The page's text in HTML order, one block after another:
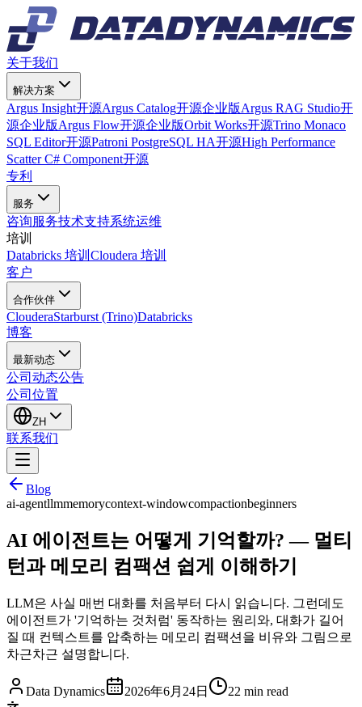
关于我们
解决方案
Argus Insight开源Argus Catalog开源企业版Argus RAG Studio开
源企业版Argus Flow开源企业版Orbit Works开源Trino Monaco
SQL Editor开源Patroni PostgreSQL HA开源High Performance
Scatter C# Component开源
专利
服务
咨询服务技术支持系统运维
培训
Databricks 培训 Cloudera 培训
客户
合作伙伴
ClouderaStarburst (Trino)Databricks
博客
最新动态
公司动态公告
公司位置
ZH
联系我们
Blog
ai-agentllmmemorycontext-windowcompactionbeginners
AI 에이전트는 어떻게 기억할까? — 멀티
턴과 메모리 컴팩션 쉽게 이해하기
LLM은 사실 매번 대화를 처음부터 다시 읽습니다. 그런데도
에이전트가 '기억하는 것처럼' 동작하는 원리와, 대화가 길어
질 때 컨텍스트를 압축하는 메모리 컴팩션을 비유와 그림으로
차근차근 설명합니다.
Data Dynamics 2026年6月24日 22 min read